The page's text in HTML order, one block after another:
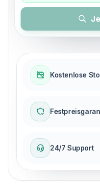
Kostenlose
24/7 Support